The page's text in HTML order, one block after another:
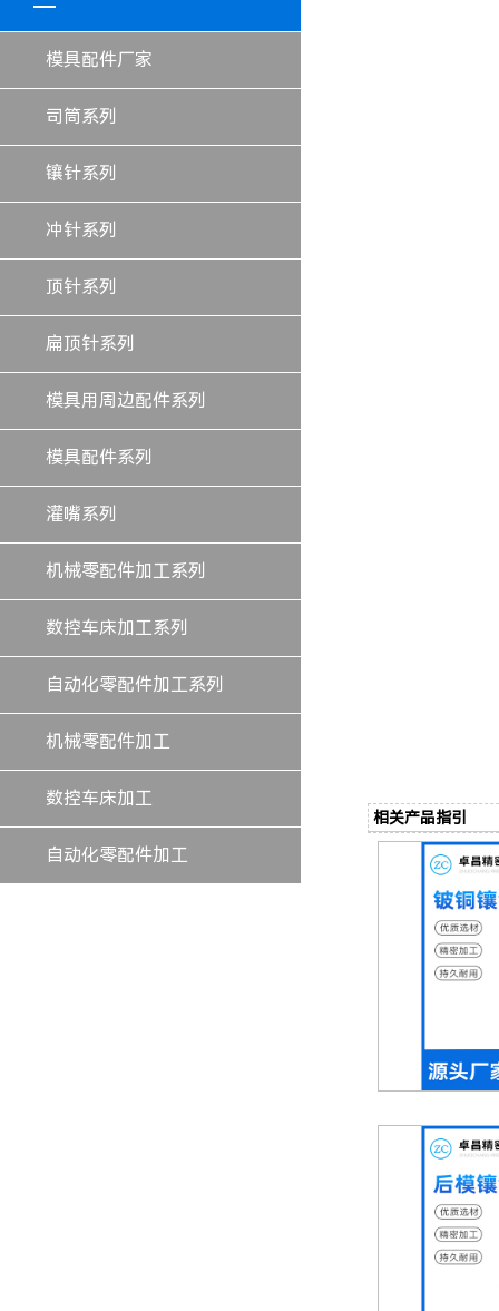
模具配件厂家
司筒系列
镶针系列
冲针系列
顶针系列
扁顶针系列
模具用周边配件系列
模具配件系列
灌嘴系列
机械零配件加工系列
数控车床加工系列
自动化零配件加工系列
机械零配件加工
数控车床加工
自动化零配件加工
相关产品指引